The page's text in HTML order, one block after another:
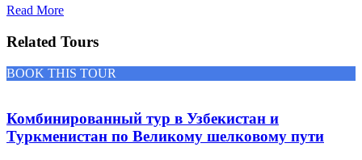
Read More
Related Tours
BOOK THIS TOUR
Комбинированный тур в Узбекистан и
Туркменистан по Великому шелковому пути